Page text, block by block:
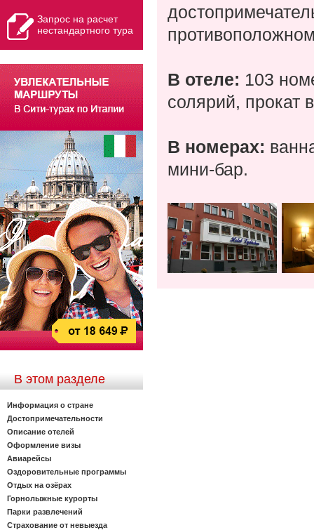
Запрос на расчет
нестандартного тура
В этом разделе
Информация о стране
Достопримечательности
Описание отелей
Оформление визы
Авиарейсы
Оздоровительные программы
Отдых на озёрах
Горнолыжные курорты
Парки развлечений
Страхование от невыезда
В отеле: 103
солярий, прокат
В номерах:
мини-бар.